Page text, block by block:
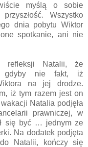
myślą o sobie
Wszystko
dnia pobytu Wiktor
spotkanie, ani nie
refleksji Natalii, że
gdyby nie fakt, iż
na jej drodze.
iż tym razem jest on
Natalia podjęła
prawniczej, w
się być … jednym ze
Na dodatek podjęta
Natalii, kończy się